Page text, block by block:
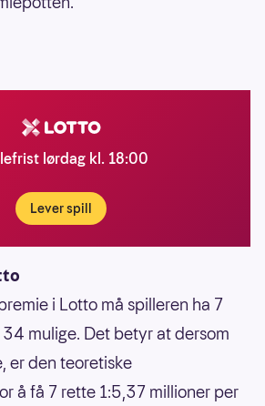
lørdag kl. 18:00
Lever spill
i Lotto må spilleren ha 7
mulige. Det betyr at dersom
er den teoretiske
å få 7 rette 1:5,37 millioner per